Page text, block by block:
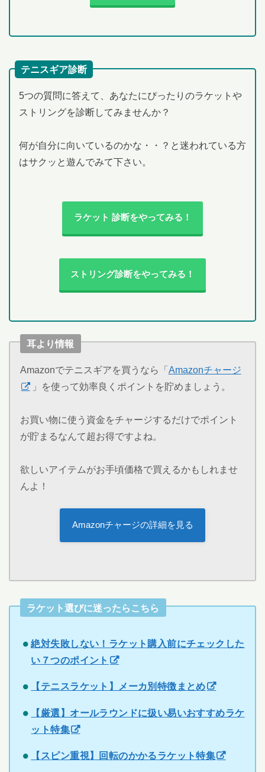
テニスギア診断
5つの質問に答えて、あなたにぴったりのラケットや
ストリングを診断してみませんか？
何が自分に向いているのかな・・？と迷われている方
はサクッと遊んでみて下さい。
ラケット 診断をやってみる！
ストリング診断をやってみる！
耳より情報
Amazonでテニスギアを買うなら「Amazonチャージ
」を使って効率良くポイントを貯めましょう。
お買い物に使う資金をチャージするだけでポイント
が貯まるなんて超お得ですよね。
欲しいアイテムがお手頃価格で買えるかもしれませ
んよ！
Amazonチャージの詳細を見る
ラケット選びに迷ったらこちら
絶対失敗しない！ラケット購入前にチェックした
い７つのポイント
【テニスラケット】メーカ別特徴まとめ
【厳選】オールラウンドに扱い易いおすすめラケ
ット特集
【スピン重視】回転のかかるラケット特集